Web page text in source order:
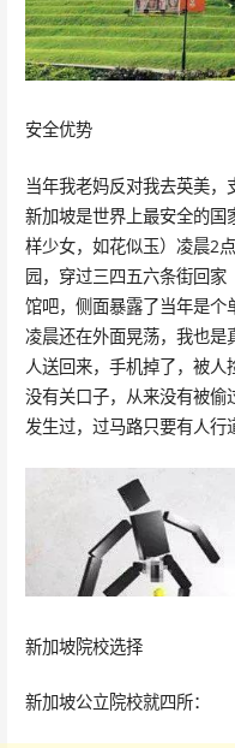
安全优势
当年我老妈反对我去英美，
新加坡是世界上最安全的国
样少女，如花似玉）凌晨2
园，穿过三四五六条街回
馆吧，侧面暴露了当年是个
凌晨还在外面晃荡，我也
人送回来，手机掉了，被
没有关口子，从来没有被偷
发生过，过马路只要有人行
新加坡院校选择
新加坡公立院校就四所：